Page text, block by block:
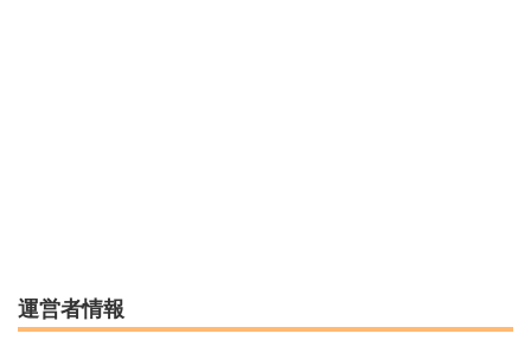
運営者情報